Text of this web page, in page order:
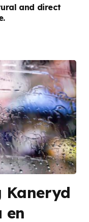
and direct
Kaneryd
en